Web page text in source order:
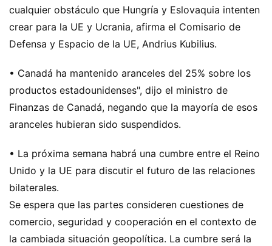
cualquier obstáculo que Hungría y Eslovaquia intenten
crear para la UE y Ucrania, afirma el Comisario de
Defensa y Espacio de la UE, Andrius Kubilius.
• Canadá ha mantenido aranceles del 25% sobre los
productos estadounidenses", dijo el ministro de
Finanzas de Canadá, negando que la mayoría de esos
aranceles hubieran sido suspendidos.
• La próxima semana habrá una cumbre entre el Reino
Unido y la UE para discutir el futuro de las relaciones
bilaterales.
Se espera que las partes consideren cuestiones de
comercio, seguridad y cooperación en el contexto de
la cambiada situación geopolítica. La cumbre será la